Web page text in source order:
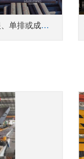
HT电永磁吊具_单根、单排或成捆钢管吊具